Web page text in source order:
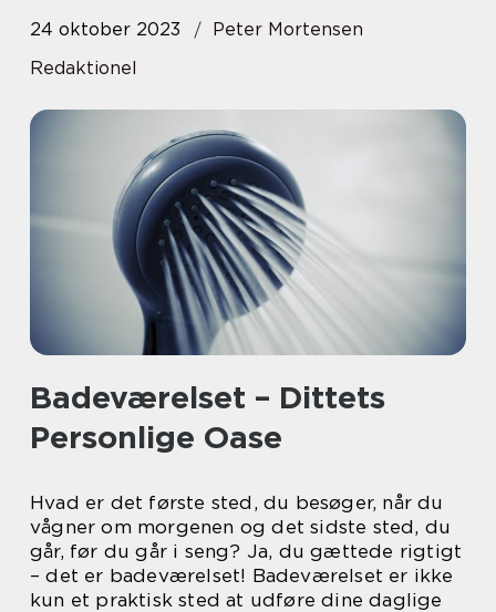
24 oktober 2023
Peter Mortensen
Redaktionel
Badeværelset – Dittets
Personlige Oase
Hvad er det første sted, du besøger, når du
vågner om morgenen og det sidste sted, du
går, før du går i seng? Ja, du gættede rigtigt
– det er badeværelset! Badeværelset er ikke
kun et praktisk sted at udføre dine daglige